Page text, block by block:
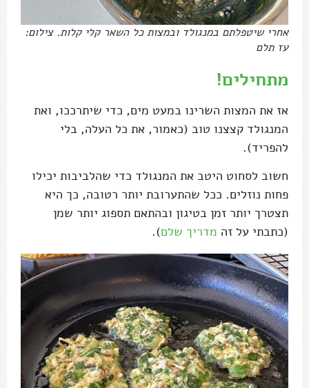
אחרי שיטפלתם במנגולד ובמצות כל השאר קלי קלות. צילום:
עז תלם
מתחילים!
אז את המצות השרינו במעט מים, כדי שיתרככו, ואת
המנגולד קצצנו טוב (כאמור, את כל העלה, בלי
להפריד).
חשוב לסחוט היטב את המנגולד כדי שהלביבות יכילו
פחות נוזלים. ככל שהתערובת יותר רטובה, כך היא
תצטרך יותר זמן בטיגון ובהתאם תספוג יותר שמן
(כתבתי על זה מדריך שלם).